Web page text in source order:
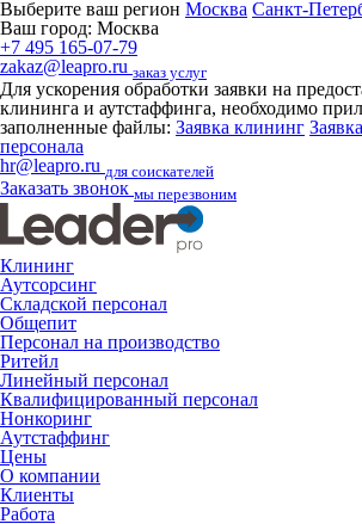
Выберите ваш регион Москва Санкт-
Ваш город: Москва
+7 495 165-07-79
zakaz@leapro.ru заказ услуг
Для ускорения обработки заявки на
клининга и аутстаффинга, необходимо
заполненные файлы: Заявка клининг
персонала
hr@leapro.ru для соискателей
Заказать звонок мы перезвоним
Клининг
Аутсорсинг
Складской персонал
Общепит
Персонал на производство
Ритейл
Линейный персонал
Квалифицированный персонал
Нонкоринг
Аутстаффинг
Цены
О компании
Клиенты
Работа